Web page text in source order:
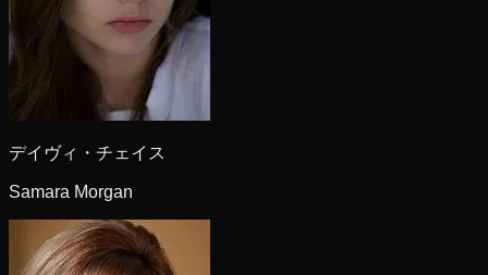
デイヴィ・チェイス
Samara Morgan